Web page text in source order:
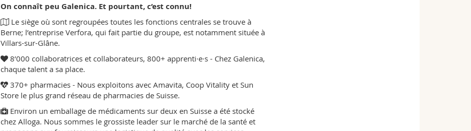
On connaît peu Galenica. Et pourtant, c’est connu!
Le siège où sont regroupées toutes les fonctions centrales se trouve à
Berne; l’entreprise Verfora, qui fait partie du groupe, est notamment située à
Villars-sur-Glâne.
8’000 collaboratrices et collaborateurs, 800+ apprenti·e·s - Chez Galenica,
chaque talent a sa place.
370+ pharmacies - Nous exploitons avec Amavita, Coop Vitality et Sun
Store le plus grand réseau de pharmacies de Suisse.
Environ un emballage de médicaments sur deux en Suisse a été stocké
chez Alloga. Nous sommes le grossiste leader sur le marché de la santé et